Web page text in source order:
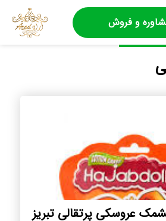
و فروش
عروسکی پرتقالی تبریز